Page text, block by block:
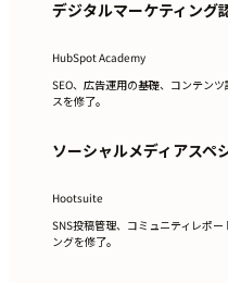
デジタルマーケティング
HubSpot Academy
SEO、広告運用の基礎、コンテン
スを修了。
ソーシャルメディアスペ
Hootsuite
SNS投稿管理、コミュニティレポ
ングを修了。